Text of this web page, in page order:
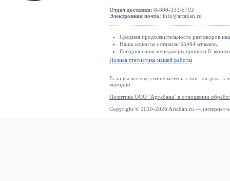
Отдел доставки: 8-800-333-5793
Электронная почта: info@artaban.ru
Средняя продолжительность разговоров
Наши клиенты оставили 55484 отзывов.
Сегодня наши менеджеры приняли 0
Полная статистика нашей работы
Если вы все еще сомневаетесь, стоит ли делать
выгодно.
Политика ООО "Артабана" в отношении
Copyright © 2010-2026 Artaban.ru — интернет-